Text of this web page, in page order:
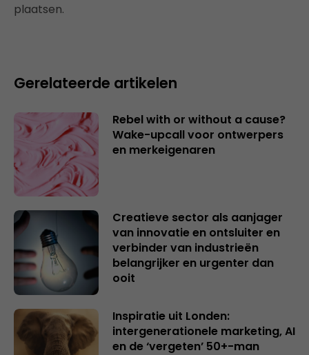
plaatsen.
Gerelateerde artikelen
Rebel with or without a cause?
Wake-upcall voor ontwerpers
en merkeigenaren
Creatieve sector als aanjager
van innovatie en ontsluiter en
verbinder van industrieën
belangrijker en urgenter dan
ooit
Inspiratie uit Londen:
intergenerationele marketing, AI
en de ‘vergeten’ 50+-man